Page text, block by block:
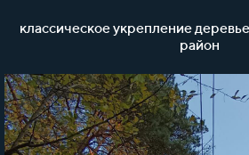
классическое укрепление
район